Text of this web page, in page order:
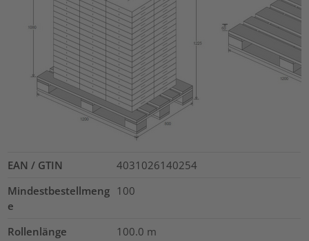
EAN / GTIN
4031026140254
Mindestbestellmeng
e
100
Rollenlänge 100.0 m